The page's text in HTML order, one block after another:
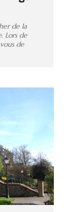
de la
Lors de
de